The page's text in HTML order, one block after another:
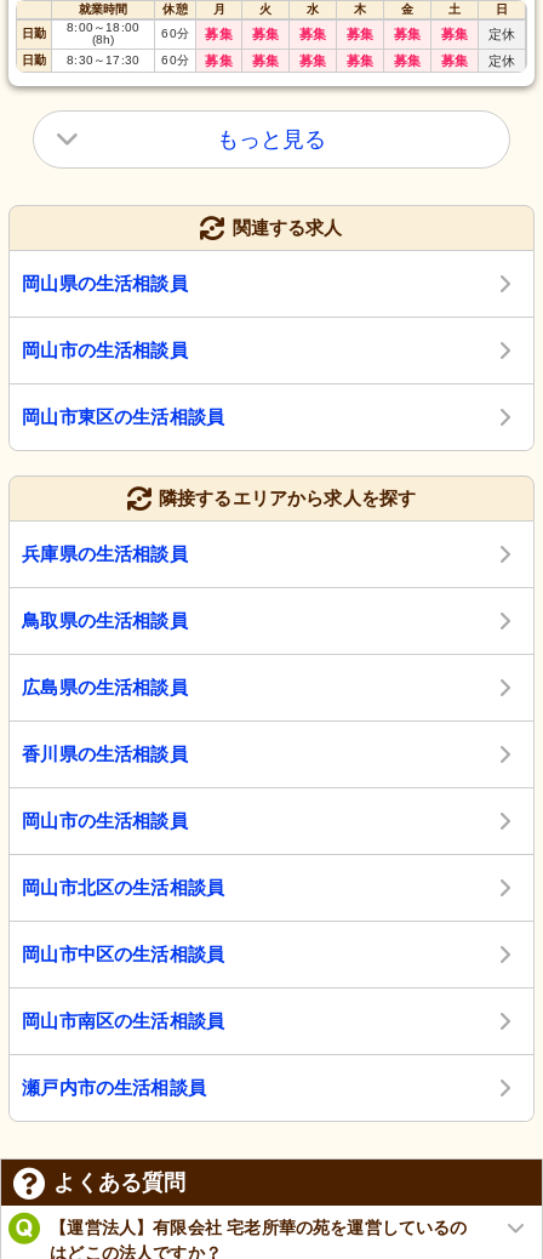
就業時間 休憩 月 火 水 木 金 土
日
日勤
8:00～18:00
(8h)
60分 募集 募集 募集 募集 募集 募集 定休
日勤 8:30～17:30 60分 募集 募集 募集 募集 募集 募集 定休
もっと見る
関連する求人
岡山県の生活相談員
岡山市の生活相談員
岡山市東区の生活相談員
隣接するエリアから求人を探す
兵庫県の生活相談員
鳥取県の生活相談員
広島県の生活相談員
香川県の生活相談員
岡山市の生活相談員
岡山市北区の生活相談員
岡山市中区の生活相談員
岡山市南区の生活相談員
瀬戸内市の生活相談員
よくある質問
【運営法人】有限会社 宅老所華の苑を運営しているの
はどこの法人ですか？